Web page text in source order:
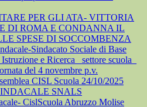
PER GLI ATA- VITTORIA
DI ROMA E CONDANNA IL
SPESE DI SOCCOMBENZA
Sindacato Sociale di Base
e Ricerca_ settore scuola_
del 4 novembre p.v.
CISL Scuola 24/10/2025
SNALS
CislScuola Abruzzo Molise